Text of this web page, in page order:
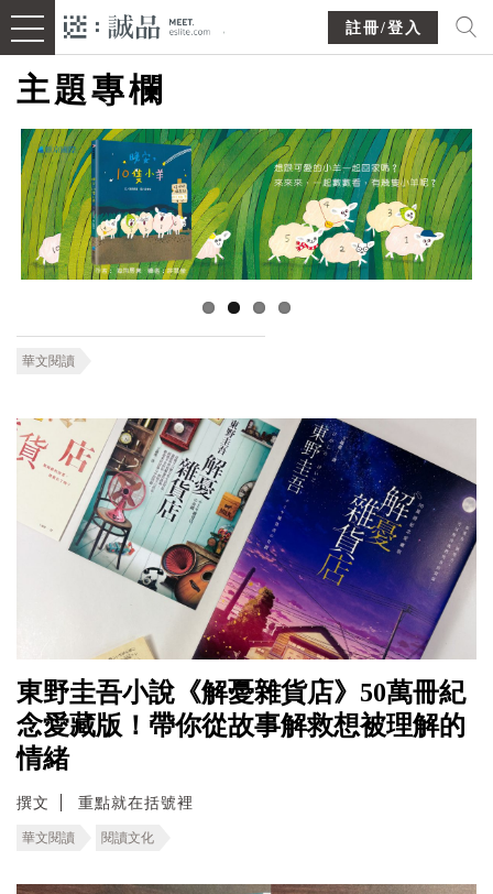
註冊/登入
主題專欄
華文閱讀
東野圭吾小說《解憂雜貨店》50萬冊紀
念愛藏版！帶你從故事解救想被理解的
情緒
撰文 重點就在括號裡
華文閱讀 閱讀文化